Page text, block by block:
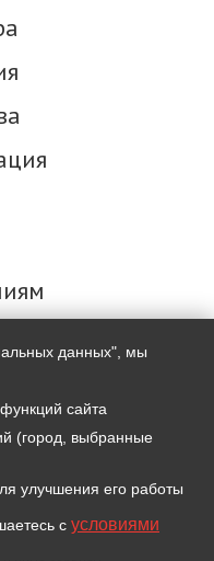
данных", мы
сайта
(город, выбранные
улучшения его работы
с условиями